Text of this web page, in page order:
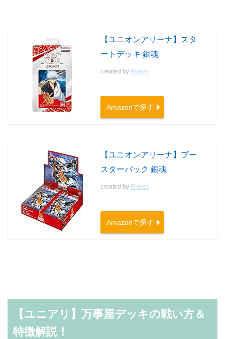
【ユニオンアリーナ】スタ
ートデッキ 銀魂
created by Rinker
Amazonで探す
【ユニオンアリーナ】ブー
スターパック 銀魂
created by Rinker
Amazonで探す
【ユニアリ】万事屋デッキの戦い方＆
特徴解説！